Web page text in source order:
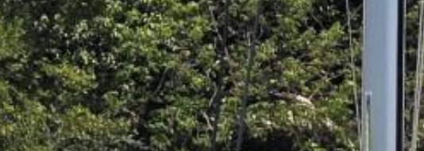
KARLSRUHE
KÖLN
PFORZHEIM
RHEINSTETTEN
SWR BADEN BADEN
STUTTGART
PRÜFUNGSTERMINE
ONLINEKURS
FAQ